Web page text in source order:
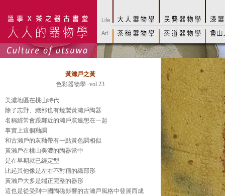
黃瀨戶之黃
色彩器物學 -vol.23
美濃地區在桃山時代
除了志野、織部也有燒製黃瀨戶陶器
名稱經常會跟鄰近的瀨戶窯連想在一起
事實上這個釉調
和古瀨戶的灰釉帶有一點黃色調相似
黃瀨戶在桃山美濃的陶器當中
是在早期就已經定型
比起其他像是左右不對稱的織部形
黃瀨戶大多是端正完整的器形
這也是從受到中國陶磁影響的古瀨戶風格中發展而成